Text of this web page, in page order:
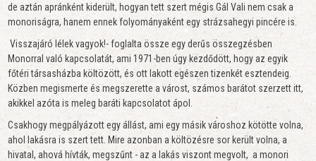
de aztán apránként kiderült, hogyan tett szert mégis Gál Vali nem csak a
monoriságra, hanem ennek folyományaként egy strázsahegyi pincére is.
Visszajáró lélek vagyok!- foglalta össze egy derűs összegzésben
Monorral való kapcsolatát, ami 1971-ben úgy kezdődött, hogy az egyik
főtéri társasházba költözött, és ott lakott egészen tizenkét esztendeig.
Közben megismerte és megszerette a várost, számos barátot szerzett itt,
akikkel azóta is meleg baráti kapcsolatot ápol.
Csakhogy megpályázott egy állást, ami egy másik városhoz kötötte volna,
ahol lakásra is szert tett. Mire azonban a költözésre sor került volna, a
hivatal, ahová hívták, megszűnt - az a lakás viszont megvolt, a monori